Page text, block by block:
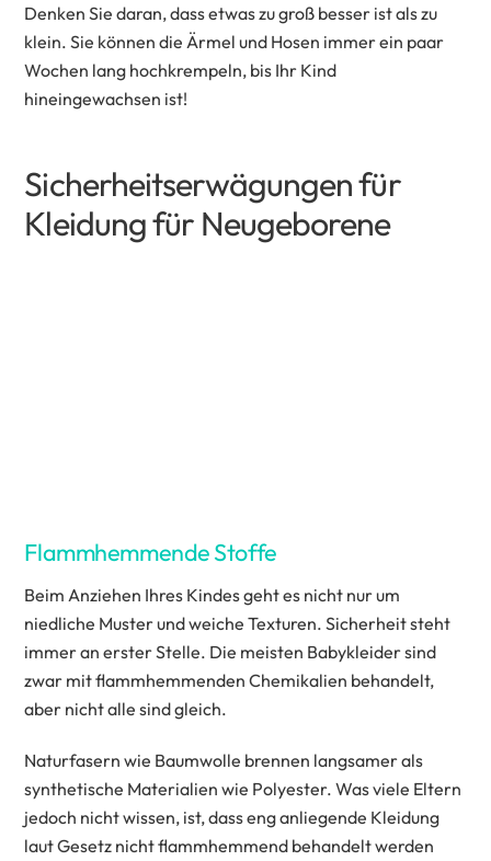
Denken Sie daran, dass etwas zu groß besser ist als zu
klein. Sie können die Ärmel und Hosen immer ein paar
Wochen lang hochkrempeln, bis Ihr Kind
hineingewachsen ist!
Sicherheitserwägungen für
Kleidung für Neugeborene
Flammhemmende Stoffe
Beim Anziehen Ihres Kindes geht es nicht nur um
niedliche Muster und weiche Texturen. Sicherheit steht
immer an erster Stelle. Die meisten Babykleider sind
zwar mit flammhemmenden Chemikalien behandelt,
aber nicht alle sind gleich.
Naturfasern wie Baumwolle brennen langsamer als
synthetische Materialien wie Polyester. Was viele Eltern
jedoch nicht wissen, ist, dass eng anliegende Kleidung
laut Gesetz nicht flammhemmend behandelt werden